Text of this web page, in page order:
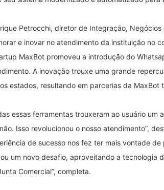
Petrocchi, diretor de Integração,
e inovar no atendimento da instituição no
MaxBot promoveu a introdução do
A inovação trouxe uma grande
estados, resultando em parcerias da
essas ferramentas trouxeram ao usuário
Isso revolucionou o nosso atendimento”,
de sucesso nos fez ter mais vontade
um novo desafio, aproveitando a tecnologia
Comercial”, completa.